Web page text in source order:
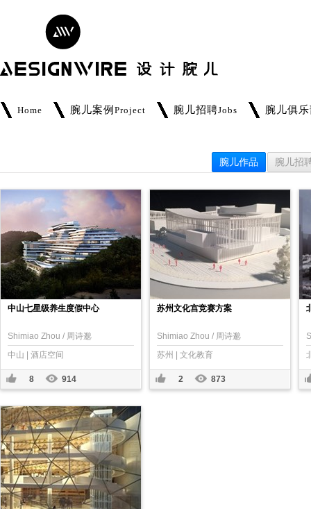
Home 腕儿案例 Project 腕儿招聘Jobs 腕儿俱
腕儿作品 腕儿招
中山七星级养生度假中心
Shimiao Zhou / 周诗邈
中山 | 酒店空间
8 914
苏州文化宫竞赛方案
Shimiao Zhou / 周诗邈
苏州 | 文化教育
2 873